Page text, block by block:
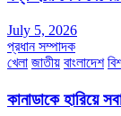
July 5, 2026
প্রধান সম্পাদক
খেলা জাতীয় বাংলাদেশ
কানাডাকে হারিয়ে